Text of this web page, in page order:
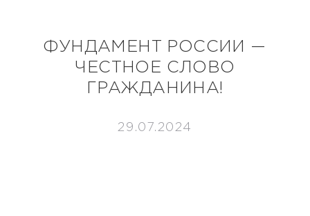
ФУНДАМЕНТ РОССИИ —
ЧЕСТНОЕ СЛОВО
ГРАЖДАНИНА!
29.07.2024